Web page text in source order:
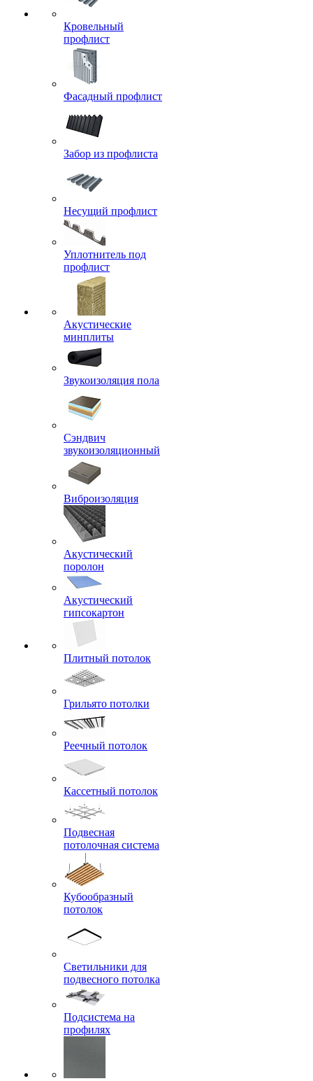
Кровельный
профлист
Фасадный профлист
Забор из профлиста
Несущий профлист
Уплотнитель под
профлист
Акустические
минплиты
Звукоизоляция пола
Сэндвич
звукоизоляционный
Виброизоляция
Акустический
поролон
Акустический
гипсокартон
Плитный потолок
Грильято потолки
Реечный потолок
Кассетный потолок
Подвесная
потолочная система
Кубообразный
потолок
Светильники для
подвесного потолка
Подсистема на
профилях